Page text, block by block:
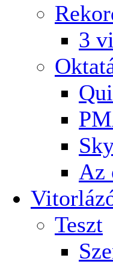
3
Az
Teszt